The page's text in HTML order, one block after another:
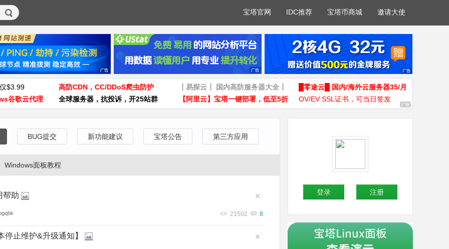
宝塔官网 IDC推荐 宝塔币商城 邀请大使
$3.99 高防CDN，CC/DDoS爬虫防护 ┃易探云┃ 国内高防服务器大全┃
█零途云█ 国内/海外云服务器35/月
谷歌云代理
全球服务器，抗投诉，开25站群 【阿里云】宝塔一键部署，低至5折 OV/EV SSL证书，可当日签发
BUG提交 新功能建议 宝塔公告 第三方应用
Windows面板教程
帮助
8
21502
止维护&升级通知】
登录 注册